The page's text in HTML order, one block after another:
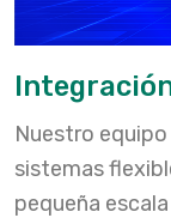
Nuestro
sistemas
pequeña